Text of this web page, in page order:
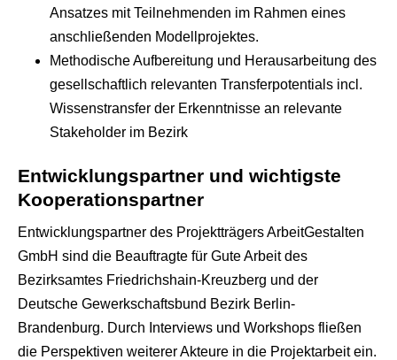
Ansatzes mit Teilnehmenden im Rahmen eines
anschließenden Modellprojektes.
Methodische Aufbereitung und Herausarbeitung des
gesellschaftlich relevanten Transferpotentials incl.
Wissenstransfer der Erkenntnisse an relevante
Stakeholder im Bezirk
Entwicklungspartner und wichtigste
Kooperationspartner
Entwicklungspartner des Projektträgers ArbeitGestalten
GmbH sind die Beauftragte für Gute Arbeit des
Bezirksamtes Friedrichshain-Kreuzberg und der
Deutsche Gewerkschaftsbund Bezirk Berlin-
Brandenburg. Durch Interviews und Workshops fließen
die Perspektiven weiterer Akteure in die Projektarbeit ein.